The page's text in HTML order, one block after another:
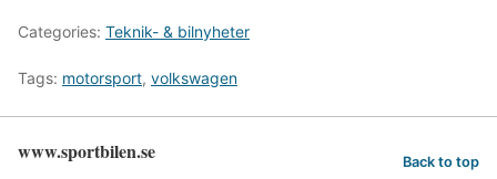
Categories: Teknik- & bilnyheter
Tags: motorsport, volkswagen
www.sportbilen.se Back to top